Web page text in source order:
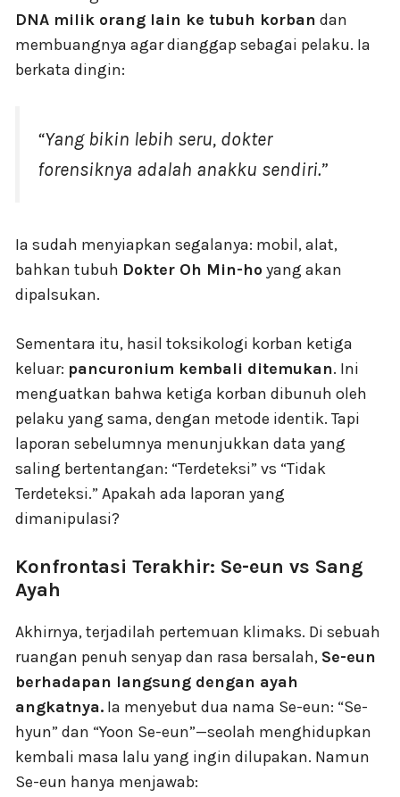
DNA milik orang lain ke tubuh korban dan
membuangnya agar dianggap sebagai pelaku. Ia
berkata dingin:
“Yang bikin lebih seru, dokter
forensiknya adalah anakku sendiri.”
Ia sudah menyiapkan segalanya: mobil, alat,
bahkan tubuh Dokter Oh Min-hoyang akan
dipalsukan.
Sementara itu, hasil toksikologi korban ketiga
keluar: pancuronium kembali ditemukan. Ini
menguatkan bahwa ketiga korban dibunuh oleh
pelaku yang sama, dengan metode identik. Tapi
laporan sebelumnya menunjukkan data yang
saling bertentangan: “Terdeteksi” vs “Tidak
Terdeteksi.” Apakah ada laporan yang
dimanipulasi?
Konfrontasi Terakhir: Se-eun vs Sang
Ayah
Akhirnya, terjadilah pertemuan klimaks. Di sebuah
ruangan penuh senyap dan rasa bersalah, Se-eun
berhadapan langsung dengan ayah
angkatnya. Ia menyebut dua nama Se-eun: “Se-
hyun” dan “Yoon Se-eun”—seolah menghidupkan
kembali masa lalu yang ingin dilupakan. Namun
Se-eun hanya menjawab: